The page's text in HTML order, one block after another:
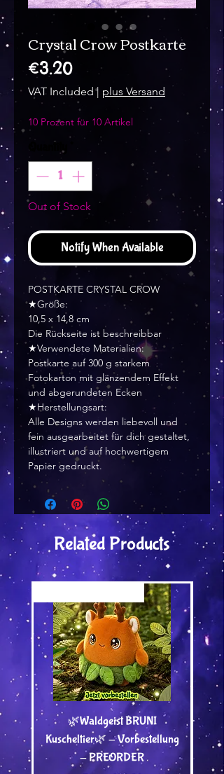
Crystal Crow Postkarte
€3.20Price
VAT Included| plus Versand
10 Prozent für 10 Artikel
Quantity
Out of Stock
Notify When Available
POSTKARTE CRYSTAL CROW
★Größe:
10,5 x 14,8 cm
Die Rückseite ist beschreibbar
★Verwendete Materialien:
Postkarte auf 300 g starkem
Fotokarton mit glänzendem Effekt
und abgerundeten Ecken
★Herstellungsart:
Alle Designs werden liebevoll und
fein ausgearbeitet für dich gestaltet,
illustriert und auf hochwertigem
Papier gedruckt.
Related Products
🌿Waldgeist BRUNI
Kuscheltier🌿 - Vorbestellung
- PREORDER